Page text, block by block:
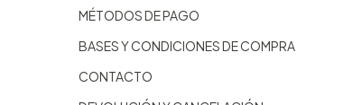
MÉTODOS DE PAGO
BASES Y CONDICIONES DE COMPRA
CONTACTO